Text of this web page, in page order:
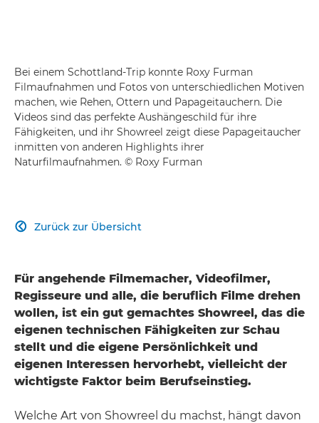
Bei einem Schottland-Trip konnte Roxy Furman
Filmaufnahmen und Fotos von unterschiedlichen Motiven
machen, wie Rehen, Ottern und Papageitauchern. Die
Videos sind das perfekte Aushängeschild für ihre
Fähigkeiten, und ihr Showreel zeigt diese Papageitaucher
inmitten von anderen Highlights ihrer
Naturfilmaufnahmen. © Roxy Furman
Zurück zur Übersicht

Für angehende Filmemacher, Videofilmer,
Regisseure und alle, die beruflich Filme drehen
wollen, ist ein gut gemachtes Showreel, das die
eigenen technischen Fähigkeiten zur Schau
stellt und die eigene Persönlichkeit und
eigenen Interessen hervorhebt, vielleicht der
wichtigste Faktor beim Berufseinstieg.
Welche Art von Showreel du machst, hängt davon